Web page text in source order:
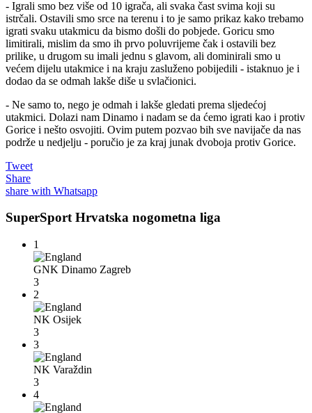
- Igrali smo bez više od 10 igrača, ali svaka čast svima koji su
istrčali. Ostavili smo srce na terenu i to je samo prikaz kako trebamo
igrati svaku utakmicu da bismo došli do pobjede. Goricu smo
limitirali, mislim da smo ih prvo poluvrijeme čak i ostavili bez
prilike, u drugom su imali jednu s glavom, ali dominirali smo u
većem dijelu utakmice i na kraju zasluženo pobijedili - istaknuo je i
dodao da se odmah lakše diše u svlačionici.
- Ne samo to, nego je odmah i lakše gledati prema sljedećoj
utakmici. Dolazi nam Dinamo i nadam se da ćemo igrati kao i protiv
Gorice i nešto osvojiti. Ovim putem pozvao bih sve navijače da nas
podrže u nedjelju - poručio je za kraj junak dvoboja protiv Gorice.
Tweet
Share
share with Whatsapp
SuperSport Hrvatska nogometna liga
1
GNK Dinamo Zagreb
3
2
NK Osijek
3
3
NK Varaždin
3
4